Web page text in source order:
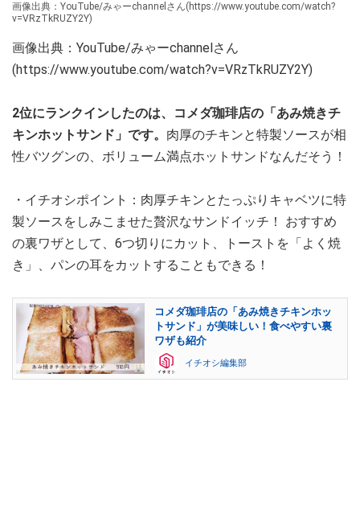
画像出典：YouTube/みゃーchannelさん(https://www.youtube.com/watch?
v=VRzTkRUZY2Y)
画像出典：YouTube/みゃーchannelさん
(https://www.youtube.com/watch?v=VRzTkRUZY2Y)
2位にランクインしたのは、コメダ珈琲店の「あみ焼きチ
キンホットサンド」です。 肉厚のチキンと特製ソースが相
性バツグンの、ボリューム満点ホットサンドなんだそう！
・イチオシポイント：肉厚チキンとたっぷりキャベツに特
製ソースをしみこませた贅沢なサンドイッチ！ おすすめ
の裏ワザとして、6つ切りにカット、トーストを「よく焼
き」、パンの耳をカットすることもできる！
コメダ珈琲店の「あみ焼きチキンホッ
トサンド」が美味しい！食べやすい裏
ワザも紹介
イチオシ編集部